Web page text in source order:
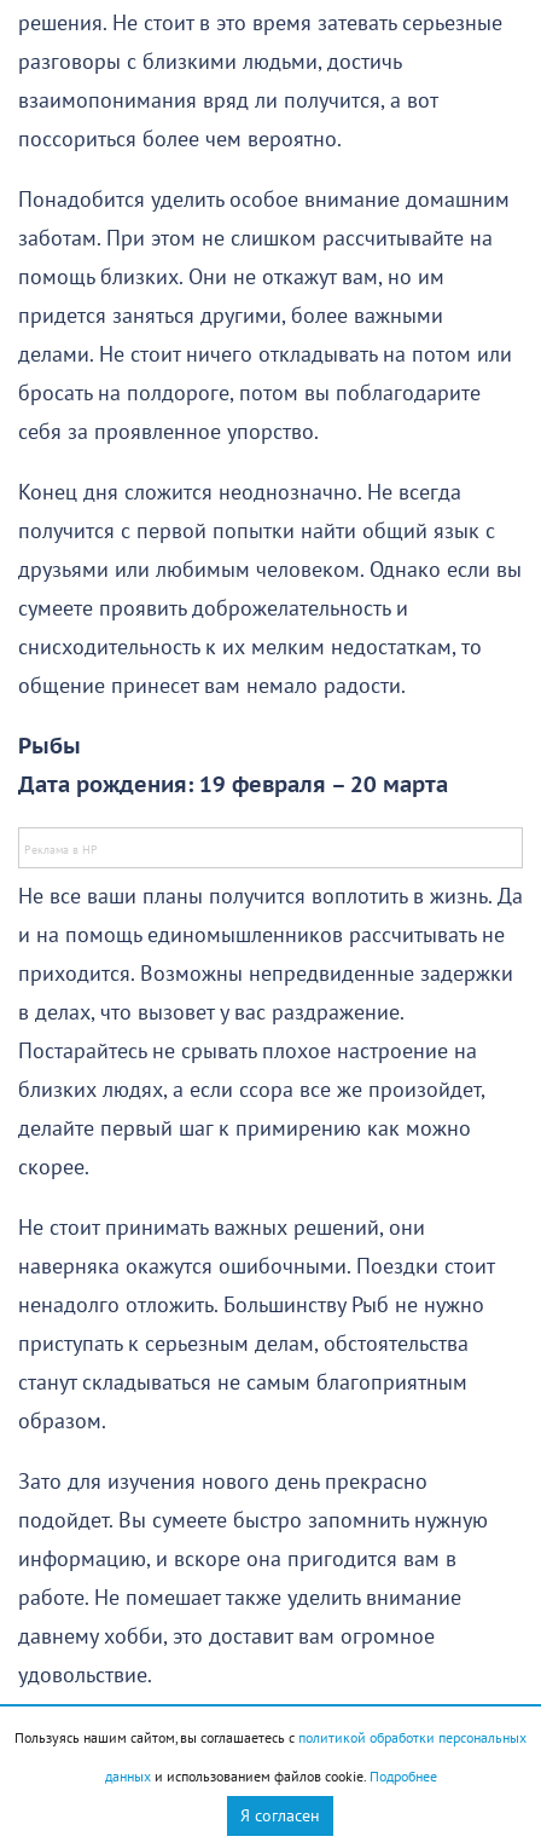
решения. Не стоит в это время затевать серьезные
разговоры с близкими людьми, достичь
взаимопонимания вряд ли получится, а вот
поссориться более чем вероятно.
Понадобится уделить особое внимание домашним
заботам. При этом не слишком рассчитывайте на
помощь близких. Они не откажут вам, но им
придется заняться другими, более важными
делами. Не стоит ничего откладывать на потом или
бросать на полдороге, потом вы поблагодарите
себя за проявленное упорство.
Конец дня сложится неоднозначно. Не всегда
получится с первой попытки найти общий язык с
друзьями или любимым человеком. Однако если вы
сумеете проявить доброжелательность и
снисходительность к их мелким недостаткам, то
общение принесет вам немало радости.
Рыбы
Дата рождения: 19 февраля – 20 марта
Не все ваши планы получится воплотить в жизнь. Да
и на помощь единомышленников рассчитывать не
приходится. Возможны непредвиденные задержки
в делах, что вызовет у вас раздражение.
Постарайтесь не срывать плохое настроение на
близких людях, а если ссора все же произойдет,
делайте первый шаг к примирению как можно
скорее.
Не стоит принимать важных решений, они
наверняка окажутся ошибочными. Поездки стоит
ненадолго отложить. Большинству Рыб не нужно
приступать к серьезным делам, обстоятельства
станут складываться не самым благоприятным
образом.
Зато для изучения нового день прекрасно
подойдет. Вы сумеете быстро запомнить нужную
информацию, и вскоре она пригодится вам в
работе. Не помешает также уделить внимание
давнему хобби, это доставит вам огромное
удовольствие.
Вечером стоит пригласить в гости людей, с
которыми у вас есть много общих интересов. Вам
найдется что обсудить. Вы не просто приятно
Пользуясь нашим сайтом, вы соглашаетесь с политикой обработки персональных
данныхи использованием файлов cookie. Подробнее
Я согласен